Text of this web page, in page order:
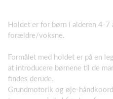
Holdet er for børn i alderen 4-7
forældre/voksne.
Formålet med holdet er på en
at introducere børnene til de
findes derude.
Grundmotorik og øje-